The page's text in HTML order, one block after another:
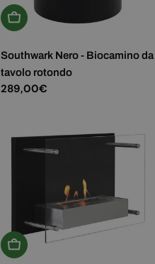
Aggiungi Al Carrello
Southwark Nero - Biocamino da
tavolo rotondo
Prezzo
289,00€
Aggiungi Al Carrello